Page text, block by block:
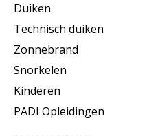
Duiken
Technisch duiken
Zonnebrand
Snorkelen
Kinderen
PADI Opleidingen